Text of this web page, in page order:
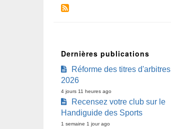
Dernières publications
Réforme des titres d'arbitres
2026
4 jours 11 heures ago
Recensez votre club sur le
Handiguide des Sports
1 semaine 1 jour ago